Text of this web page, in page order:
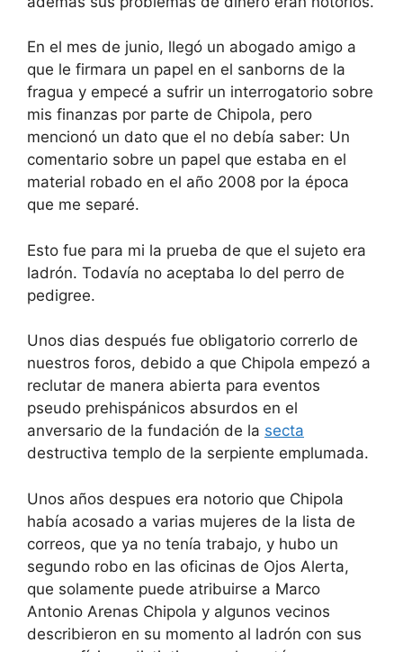
En el mes de junio, llegó un abogado amigo a
que le firmara un papel en el sanborns de la
fragua y empecé a sufrir un interrogatorio sobre
mis finanzas por parte de Chipola, pero
mencionó un dato que el no debía saber: Un
comentario sobre un papel que estaba en el
material robado en el año 2008 por la época
que me separé.
Esto fue para mi la prueba de que el sujeto era
ladrón. Todavía no aceptaba lo del perro de
pedigree.
Unos dias después fue obligatorio correrlo de
nuestros foros, debido a que Chipola empezó a
reclutar de manera abierta para eventos
pseudo prehispánicos absurdos en el
anversario de la fundación de la secta
destructiva templo de la serpiente emplumada.
Unos años despues era notorio que Chipola
había acosado a varias mujeres de la lista de
correos, que ya no tenía trabajo, y hubo un
segundo robo en las oficinas de Ojos Alerta,
que solamente puede atribuirse a Marco
Antonio Arenas Chipola y algunos vecinos
describieron en su momento al ladrón con sus